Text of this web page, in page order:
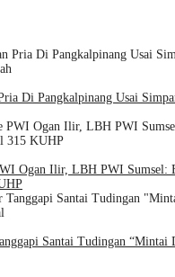
Di Pangkalpinang Usai
Ogan Ilir, LBH PWI Sumsel:
Santai Tudingan “Mintai